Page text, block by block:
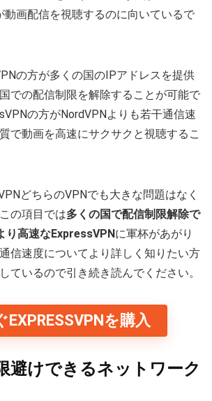
動画配信を視聴するのに向いているで
の方が多くの国のIPアドレスを提供
での配信制限を解除することが可能で
の方がNordVPNよりも若干通信速
で動画を高速にサクサクと視聴するこ
どちらのVPNでも大きな問題はなく
の項目では多くの国で配信制限解除で
り高速なExpressVPNに軍杯があがり
信速度についてより詳しく知りたい方
ているので引き続き読んでください。
EXPRESSVPNを購入
避けできるネットワーク